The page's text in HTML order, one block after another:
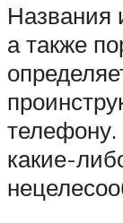
Названия
а также
телефону.
какие-